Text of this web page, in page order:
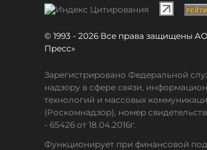
© 1993 - 2026 Все права защищены
Пресс»
Зарегистрировано Федеральной
надзору в сфере связи,
технологий и массовых
(Роскомнадзор), номер
- 65426 от 18.04.2016г.
Функционирует при финансовой